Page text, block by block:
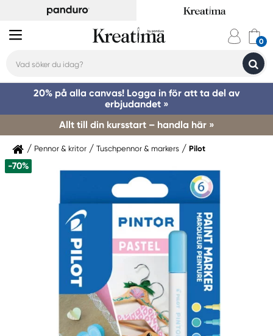
20% på alla canvas! Logga in för att ta del av
erbjudandet »
Allt till din kursstart – handla här »
Pennor & kritor Tuschpennor & markers Pilot
-70%